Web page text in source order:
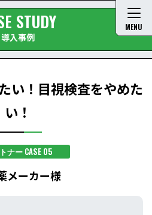
MENU
STUDY
導入事例
い！目視検査をやめた
い！
ナー CASE 05
メーカー様